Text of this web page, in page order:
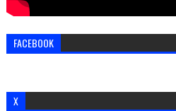
FACEBOOK
X